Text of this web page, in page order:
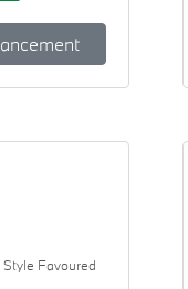
Style Favoured